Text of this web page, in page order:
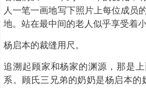
人一笔一画地写下照片上每位成员
地。站在最中间的老人似乎享受着
杨启本的裁缝用尺。
追溯起顾家和杨家的渊源，那是
系。顾氏三兄弟的奶奶是杨启本的